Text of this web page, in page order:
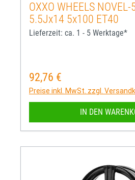
OXXO WHEELS
5.5Jx14 5x100 ET40
Lieferzeit: ca. 1 - 5 Werktage*
Regulärer Preis:
92,76 €
Preise inkl. MwSt. zzgl.
IN DEN